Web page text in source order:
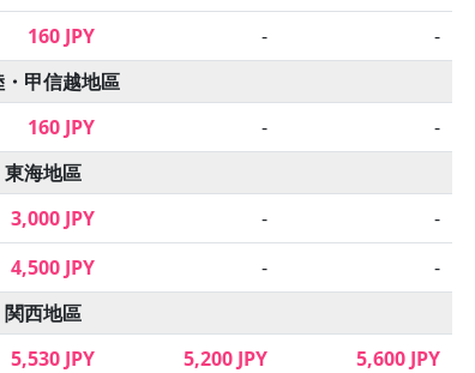
160 JPY -
-
甲信越地區
160 JPY -
-
東海地區
3,000 JPY -
-
4,500 JPY -
-
関西地區
5,530 JPY 5,200 JPY
5,600 JPY